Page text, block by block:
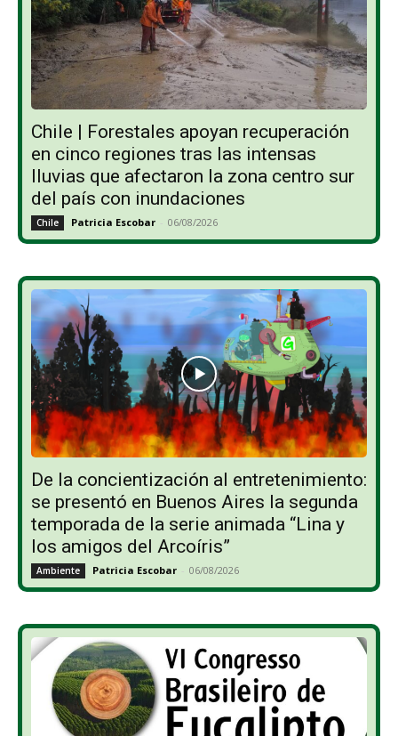
Chile | Forestales apoyan recuperación
en cinco regiones tras las intensas
lluvias que afectaron la zona centro sur
del país con inundaciones
Chile Patricia Escobar - 06/08/2026
De la concientización al entretenimiento:
se presentó en Buenos Aires la segunda
temporada de la serie animada “Lina y
los amigos del Arcoíris”
Ambiente Patricia Escobar - 06/08/2026